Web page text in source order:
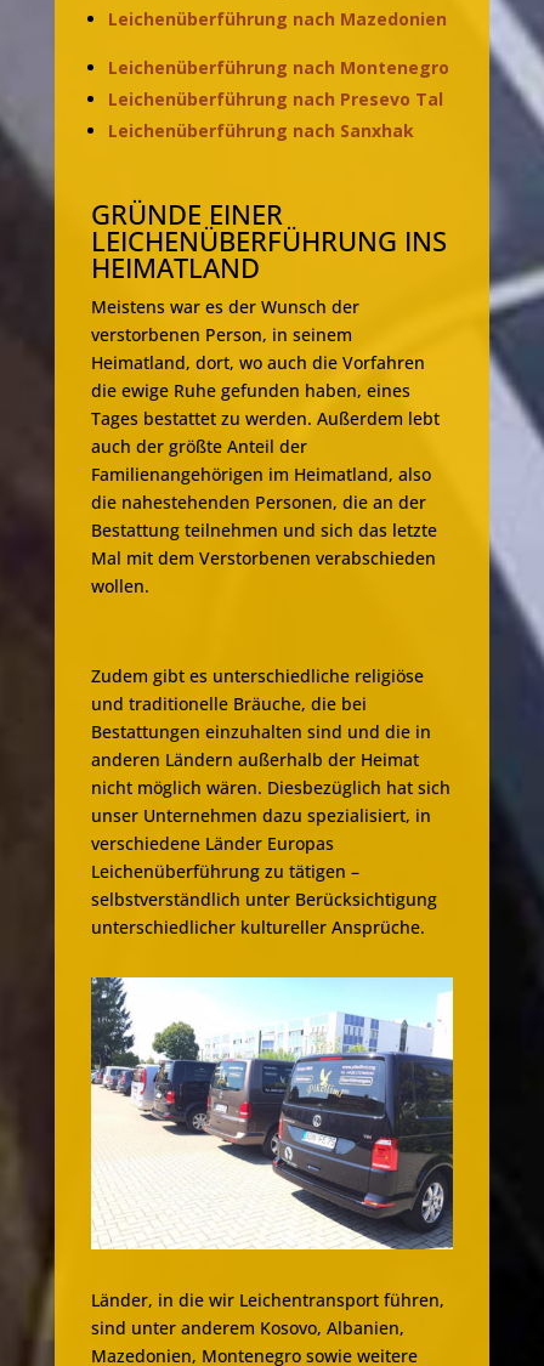
Leichenüberführung nach Mazedonien
Leichenüberführung nach Montenegro
Leichenüberführung nach Presevo Tal
Leichenüberführung nach Sanxhak
GRÜNDE EINER
LEICHENÜBERFÜHRUNG INS
HEIMATLAND
Meistens war es der Wunsch der
verstorbenen Person, in seinem
Heimatland, dort, wo auch die Vorfahren
die ewige Ruhe gefunden haben, eines
Tages bestattet zu werden. Außerdem lebt
auch der größte Anteil der
Familienangehörigen im Heimatland, also
die nahestehenden Personen, die an der
Bestattung teilnehmen und sich das letzte
Mal mit dem Verstorbenen verabschieden
wollen.
Zudem gibt es unterschiedliche religiöse
und traditionelle Bräuche, die bei
Bestattungen einzuhalten sind und die in
anderen Ländern außerhalb der Heimat
nicht möglich wären. Diesbezüglich hat sich
unser Unternehmen dazu spezialisiert, in
verschiedene Länder Europas
Leichenüberführung zu tätigen –
selbstverständlich unter Berücksichtigung
unterschiedlicher kultureller Ansprüche.
Länder, in die wir Leichentransport führen,
sind unter anderem Kosovo, Albanien,
Mazedonien, Montenegro sowie weitere